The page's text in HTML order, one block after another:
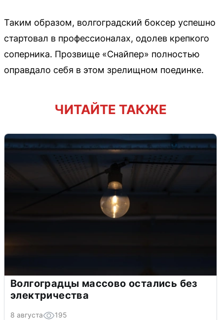
Таким образом, волгоградский боксер успешно
стартовал в профессионалах, одолев крепкого
соперника. Прозвище «Снайпер» полностью
оправдало себя в этом зрелищном поединке.
ЧИТАЙТЕ ТАКЖЕ
Волгоградцы массово остались без
электричества
8 августа 195